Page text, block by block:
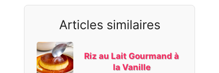
Articles similaires
Riz au Lait Gourmand à
la Vanille